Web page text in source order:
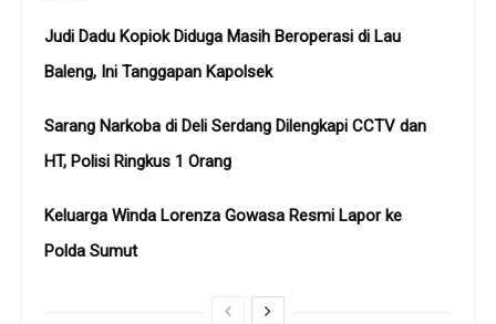
Judi Dadu Kopiok Diduga Masih Beroperasi di Lau
Baleng, Ini Tanggapan Kapolsek
Sarang Narkoba di Deli Serdang Dilengkapi CCTV dan
HT, Polisi Ringkus 1 Orang
Keluarga Winda Lorenza Gowasa Resmi Lapor ke
Polda Sumut